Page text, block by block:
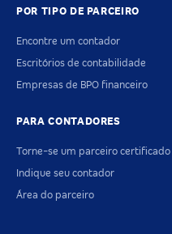
POR TIPO DE PARCEIRO
Encontre um contador
Escritórios de contabilidade
Empresas de BPO financeiro
PARA CONTADORES
Torne-se um parceiro certificado
Indique seu contador
Área do parceiro